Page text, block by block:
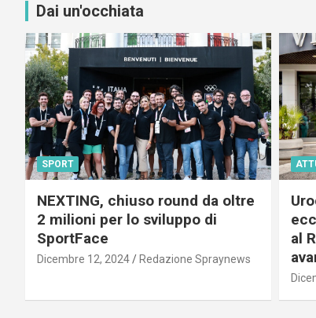
Dai un'occhiata
SPORT
NEXTING, chiuso round da oltre
2 milioni per lo sviluppo di
SportFace
Dicembre 12, 2024 Redazione Spraynews
al